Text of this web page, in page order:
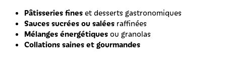
Pâtisseries fines et desserts gastronomiques
Sauces sucrées ou salées raffinées
Mélanges énergétiques ou granolas
Collations saines et gourmandes